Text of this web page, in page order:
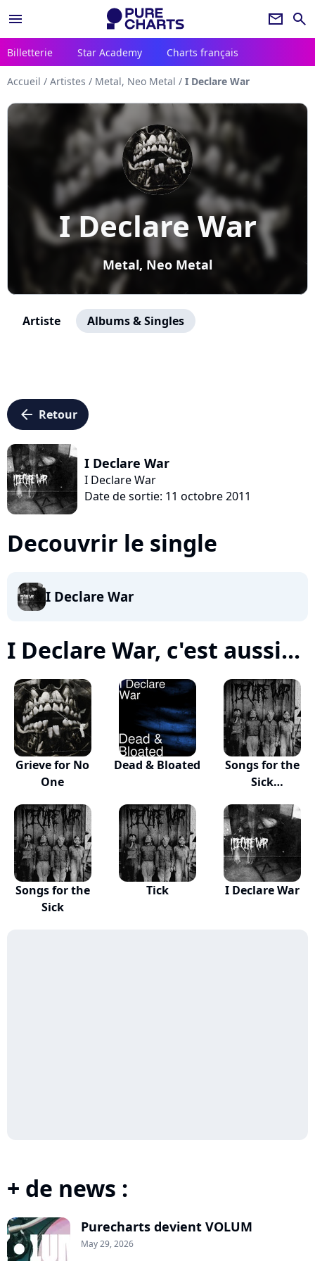
menu newsletter search
Billetterie Star Academy Charts français
Accueil / Artistes / Metal, Neo Metal / I Declare War
I Declare War
Metal, Neo Metal
Artiste Albums & Singles
arrow_left Retour
I Declare War
I Declare War
Date de sortie: 11 octobre 2011
Decouvrir le single
I Declare War
I Declare War, c'est aussi...
Grieve for No
One
Dead & Bloated
Songs for the
Sick
Songs for the
Sick
Tick I Declare War
+ de news :
Purecharts devient VOLUM
May 29, 2026